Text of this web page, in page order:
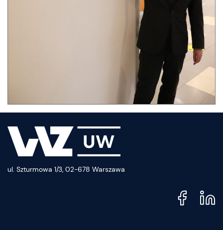
ul. Szturmowa 1/3, 02-678 Warszawa